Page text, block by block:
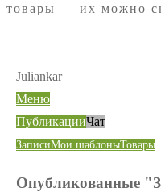
товары — их можно
Juliankar
Меню
ПубликацииЧат
ЗаписиМои шаблоныТовары
Опубликованные